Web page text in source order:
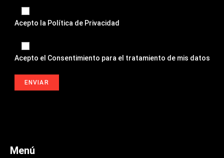
Acepto la Política de Privacidad
Acepto el Consentimiento para el tratamiento de mis datos
Menú